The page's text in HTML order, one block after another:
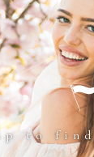
to find